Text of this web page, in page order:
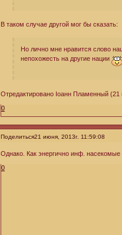
В таком случае другой мог бы сказать:
Но лично мне нравится слово
непохожесть на другие нации
Отредактировано Iоанн Пламенный (21
0
Поделиться21 июня, 2013г. 11:59:08
Однако. Как энергично инф.
0